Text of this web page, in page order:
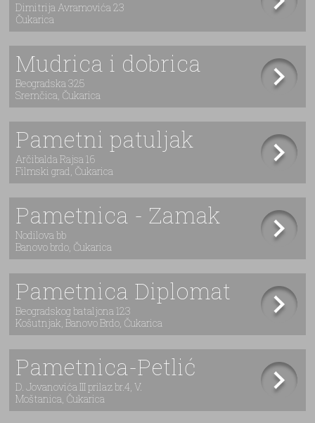
Dimitrija Avramovića 23
Čukarica
Mudrica i dobrica
Beogradska 325
Sremčica, Čukarica
Pametni patuljak
Arčibalda Rajsa 16
Filmski grad, Čukarica
Pametnica - Zamak
Nodilova bb
Banovo brdo, Čukarica
Pametnica Diplomat
Beogradskog bataljona 123
Košutnjak, Banovo Brdo, Čukarica
Pametnica-Petlić
D. Jovanovića III prilaz br.4, V.
Moštanica, Čukarica